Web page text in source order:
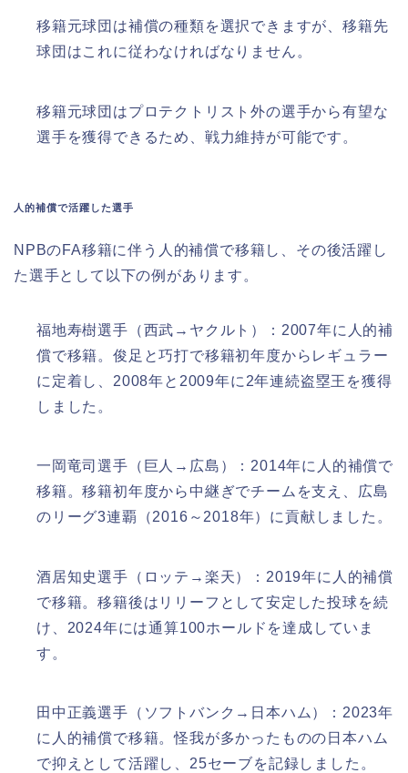
移籍元球団は補償の種類を選択できますが、移籍先
球団はこれに従わなければなりません。
移籍元球団はプロテクトリスト外の選手から有望な
選手を獲得できるため、戦力維持が可能です。
人的補償で活躍した選手
NPBのFA移籍に伴う人的補償で移籍し、その後活躍し
た選手として以下の例があります。
福地寿樹選手（西武→ヤクルト）：2007年に人的補
償で移籍。俊足と巧打で移籍初年度からレギュラー
に定着し、2008年と2009年に2年連続盗塁王を獲得
しました。
一岡竜司選手（巨人→広島）：2014年に人的補償で
移籍。移籍初年度から中継ぎでチームを支え、広島
のリーグ3連覇（2016～2018年）に貢献しました。
酒居知史選手（ロッテ→楽天）：2019年に人的補償
で移籍。移籍後はリリーフとして安定した投球を続
け、2024年には通算100ホールドを達成していま
す。
田中正義選手（ソフトバンク→日本ハム）：2023年
に人的補償で移籍。怪我が多かったものの日本ハム
で抑えとして活躍し、25セーブを記録しました。